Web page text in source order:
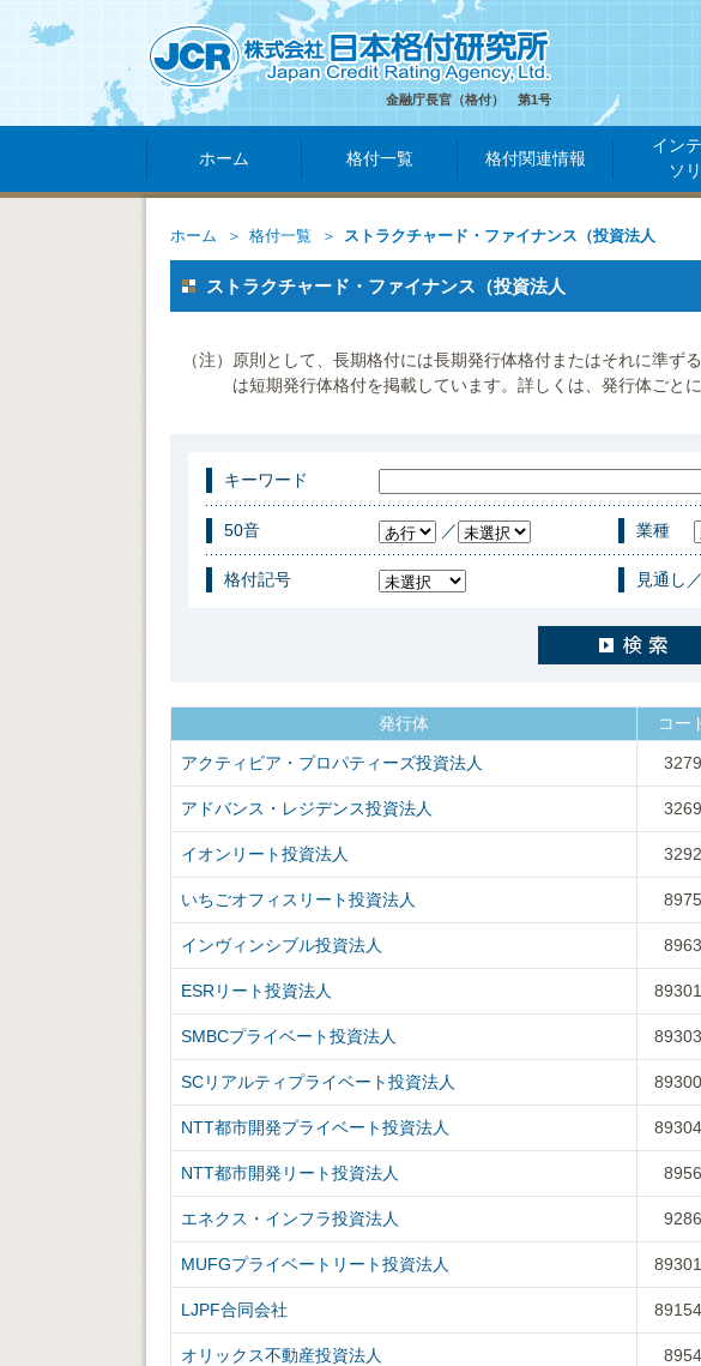
金融庁長官（格付） 第1号
ホーム 格付一覧 格付関連情報
イン
ソ
ホーム 格付一覧 ストラクチャード・ファイナンス（投資法人
ストラクチャード・ファイナンス（投資法人
（注）原則として、長期格付には長期発行体格付またはそれに準ず
は短期発行体格付を掲載しています。詳しくは、発行体ごとに
キーワード
50音 ／ 業種
格付記号 見通し
発行体 コー
アクティビア・プロパティーズ投資法人 3279
アドバンス・レジデンス投資法人 3269
イオンリート投資法人 3292
いちごオフィスリート投資法人 8975
インヴィンシブル投資法人 8963
ESRリート投資法人
SMBCプライベート投資法人
SCリアルティプライベート投資法人
NTT都市開発プライベート投資法人
NTT都市開発リート投資法人 8956
エネクス・インフラ投資法人 9286
MUFGプライベートリート投資法人
LJPF合同会社
オリックス不動産投資法人 8954